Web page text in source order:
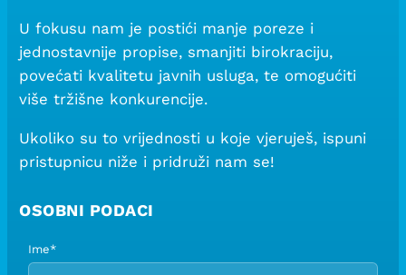
U fokusu nam je postići manje poreze i
jednostavnije propise, smanjiti birokraciju,
povećati kvalitetu javnih usluga, te omogućiti
više tržišne konkurencije.
Ukoliko su to vrijednosti u koje vjeruješ, ispuni
pristupnicu niže i pridruži nam se!
OSOBNI PODACI
Ime*